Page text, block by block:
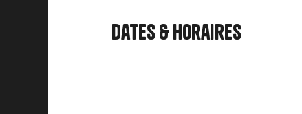
Dates & horaires